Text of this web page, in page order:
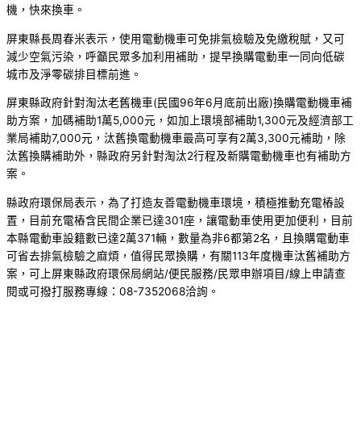
機，快來換車。
屏東縣長周春米表示，使用電動機車可免排氣檢驗及免繳稅賦，又可
減少空氣污染，呼籲民眾多加利用補助，提早換購電動車一同向低碳
城市及淨零碳排目標前進。
屏東縣政府針對淘汰老舊機車(民國96年6月底前出廠)換購電動機車補
助方案，加碼補助1萬5,000元，如加上環境部補助1,300元及經濟部工
業局補助7,000元，汰舊換電動機車最高可享有2萬3,300元補助，除
汰舊換購補助外，縣政府另針對淘汰2行程及新購電動機車也有補助方
案。
縣政府環保局表示，為了打造友善電動機車環境，積極推動充電樁設
置，目前充電樁含民間企業已達301座，讓電動車使用更加便利，目前
本縣電動車設籍數已達2萬371輛，數量為非6都第2名，且換購電動車
可省去排氣檢驗之麻煩，值得民眾換購，有關113年度機車汰舊補助方
案，可上屏東縣政府環保局網站/便民服務/民眾申辦項目/線上申請查
閱或可撥打服務專線：08-7352068洽詢。